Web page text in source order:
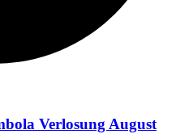
Verlosung August